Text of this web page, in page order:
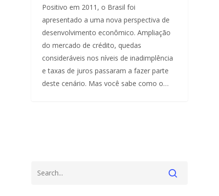
Positivo em 2011, o Brasil foi
apresentado a uma nova perspectiva de
desenvolvimento econômico. Ampliação
do mercado de crédito, quedas
consideráveis nos níveis de inadimplência
e taxas de juros passaram a fazer parte
deste cenário. Mas você sabe como o…